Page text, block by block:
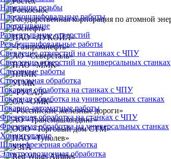
Нарезание резьбы
Плоскошлифовальные работы
Протягивание
Развертывание отверстий
Резьбошлифовальные работы
Сверление отверстий на станках с ЧПУ
Сверление отверстий на универсальных станках
Слесарные работы
Строгальная обработка
Токарная обработка на станках с ЧПУ
Токарная обработка на универсальных станках
Токарно-автоматные работы
Фрезерная обработка на станках с ЧПУ
Фрезерная обработка на универсальных станках
Хонингование
Шлицефрезерная обработка
Электроэрозионная обработка